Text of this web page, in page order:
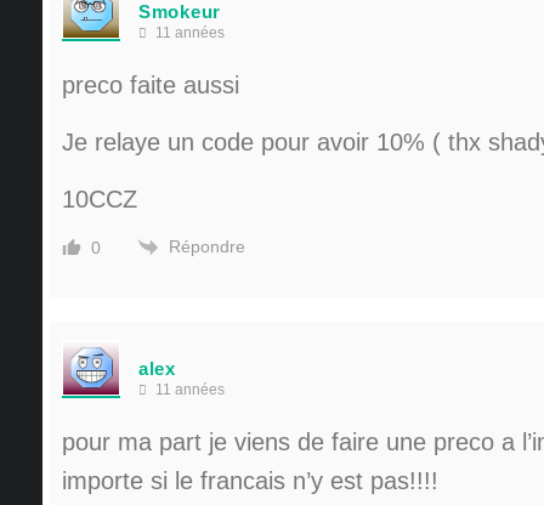
Smokeur
11 années
preco faite aussi
Je relaye un code pour avoir 10% ( thx
10CCZ
0 Répondre
alex
11 années
pour ma part je viens de faire une preco a
importe si le francais n’y est pas!!!!